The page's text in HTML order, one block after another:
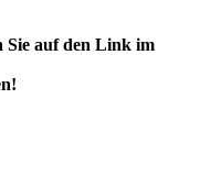
Sie auf den Link im